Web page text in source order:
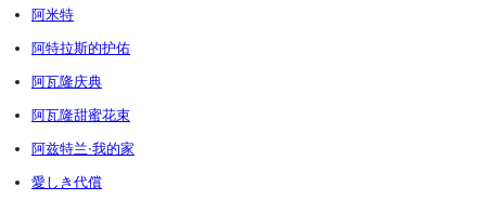
阿米特
阿特拉斯的护佑
阿瓦隆庆典
阿瓦隆甜蜜花束
阿兹特兰·我的家
愛しき代償